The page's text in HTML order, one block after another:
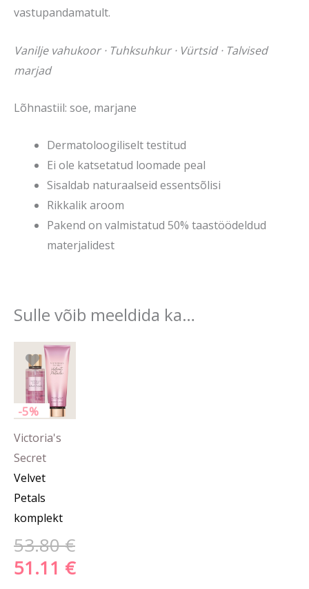
vastupandamatult.
Vanilje vahukoor · Tuhksuhkur · Vürtsid · Talvised
marjad
Lõhnastiil: soe, marjane
Dermatoloogiliselt testitud
Ei ole katsetatud loomade peal
Sisaldab naturaalseid essentsõlisi
Rikkalik aroom
Pakend on valmistatud 50% taastöödeldud
materjalidest
Sulle võib meeldida ka…
-5%
Victoria's
Secret
Velvet
Petals
komplekt
53.80€
hind
53.80 €.
51.11 €